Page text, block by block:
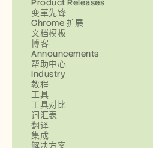
变革先锋
Chrome 扩展
文档模板
博客
Announcements
帮助中心
Industry
教程
工具
工具对比
词汇表
翻译
集成
解决方案